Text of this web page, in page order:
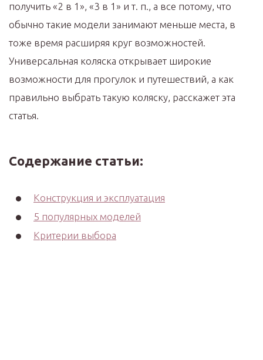
получить «2 в 1», «3 в 1» и т. п., а все потому, что
обычно такие модели занимают меньше места, в
тоже время расширяя круг возможностей.
Универсальная коляска открывает широкие
возможности для прогулок и путешествий, а как
правильно выбрать такую коляску, расскажет эта
статья.
Содержание статьи:
Конструкция и эксплуатация
5 популярных моделей
Критерии выбора